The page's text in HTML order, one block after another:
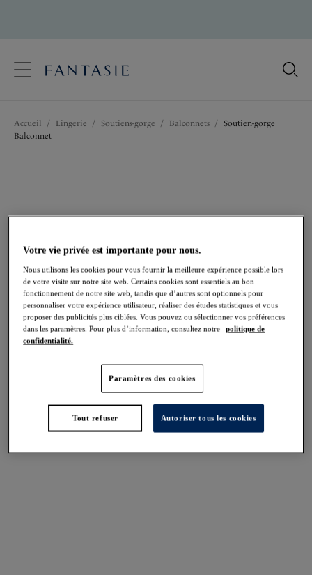
Langue
Accueil / Lingerie / Soutiens-gorge / Balconnets /
Soutien-gorge
Balconnet
Partager
tailles internationales
Disponible dans cette taille
N'existe pas dans cette taille
Votre vie privée est importante pour nous.
Nous utilisons les cookies pour vous fournir la meilleure expérience possible lors
de votre visite sur notre site web. Certains cookies sont essentiels au bon
fonctionnement de notre site web, tandis que d’autres sont optionnels pour
personnaliser votre expérience utilisateur, réaliser des études statistiques et vous
proposer des publicités plus ciblées. Vous pouvez ou sélectionner vos préférences
dans les paramètres. Pour plus d’information, consultez notre
politique de
confidentialité.
Paramètres des cookies
Tout refuser Autoriser tous les cookies